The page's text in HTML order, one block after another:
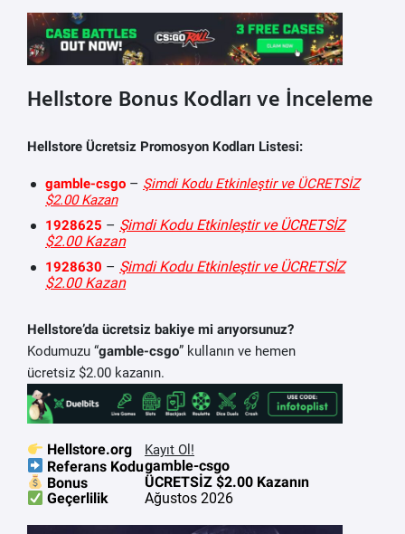
Hellstore Bonus Kodları ve İnceleme
Hellstore Ücretsiz Promosyon Kodları Listesi:
gamble-csgo – Şimdi Kodu Etkinleştir ve ÜCRETSİZ
$2.00 Kazan
1928625 – Şimdi Kodu Etkinleştir ve ÜCRETSİZ
$2.00 Kazan
1928630 – Şimdi Kodu Etkinleştir ve ÜCRETSİZ
$2.00 Kazan
Hellstore’da ücretsiz bakiye mi arıyorsunuz?
Kodumuzu “gamble-csgo” kullanın ve hemen
ücretsiz $2.00 kazanın.
Hellstore.org Kayıt Ol!
Referans Kodugamble-csgo
Bonus
ÜCRETSİZ $2.00 Kazanın
Geçerlilik
Ağustos 2026